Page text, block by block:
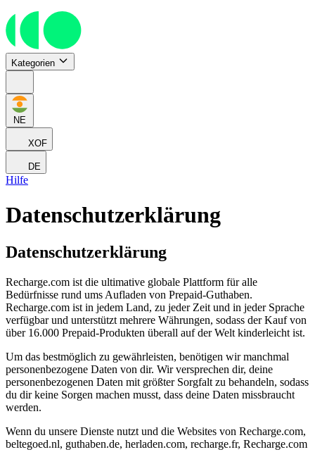
Kategorien
NE
XOF
DE
Hilfe
Datenschutzerklärung
Datenschutzerklärung
Recharge.com ist die ultimative globale Plattform für alle
Bedürfnisse rund ums Aufladen von Prepaid-Guthaben.
Recharge.com ist in jedem Land, zu jeder Zeit und in jeder Sprache
verfügbar und unterstützt mehrere Währungen, sodass der Kauf von
über 16.000 Prepaid-Produkten überall auf der Welt kinderleicht ist.
Um das bestmöglich zu gewährleisten, benötigen wir manchmal
personenbezogene Daten von dir. Wir versprechen dir, deine
personenbezogenen Daten mit größter Sorgfalt zu behandeln, sodass
du dir keine Sorgen machen musst, dass deine Daten missbraucht
werden.
Wenn du unsere Dienste nutzt und die Websites von Recharge.com,
beltegoed.nl, guthaben.de, herladen.com, recharge.fr, Recharge.com